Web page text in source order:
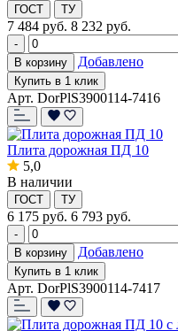
ГОСТ ТУ
7 484 руб. 8 232 руб.
-
В корзину
Добавлено
Купить в 1 клик
Арт. DorPlS3900114-7416
Плита дорожная ПД 10
5,0
В наличии
ГОСТ ТУ
6 175 руб. 6 793 руб.
-
В корзину
Добавлено
Купить в 1 клик
Арт. DorPlS3900114-7417